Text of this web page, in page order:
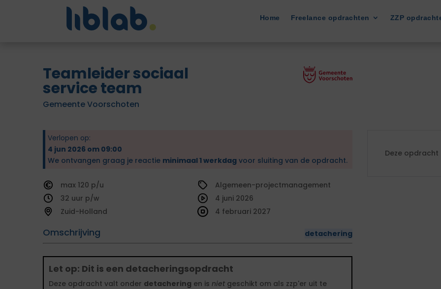
Home Freelance opdrachten ZZP
Teamleider sociaal
service team
Gemeente Voorschoten
Verlopen op:
4 jun 2026 om 09:00
We ontvangen graag je reactie minimaal 1 werkdag voor sluiting van de opdracht.
120
32
Zuid-Holland
Algemeen-projectmanagement
Omschrijving detachering
4 juni 2026
4 februari 2027
Let op: Dit is een detacheringsopdracht
Deze opdracht valt onder detachering en is niet geschikt om als zzp'er uit te
Deze opdracht